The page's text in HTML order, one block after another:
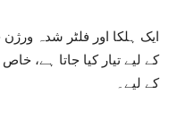
ایک ہلکا اور فلٹر شدہ
کے لیے تیار کیا جاتا ہے،
کے لیے۔